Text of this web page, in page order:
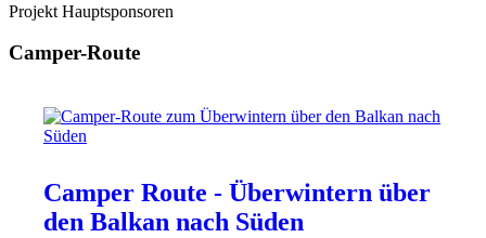
Projekt Hauptsponsoren
Camper-Route
Camper Route - Überwintern über
den Balkan nach Süden